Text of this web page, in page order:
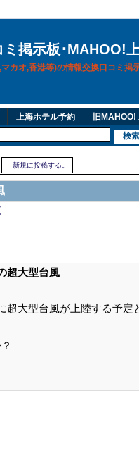
掲示板･MAHOO!
カオ,香港等)の情報交換口コミ掲
上海ホテル予約 旧
新規に投稿する。
超大型台風
超大型台風が上陸する予定